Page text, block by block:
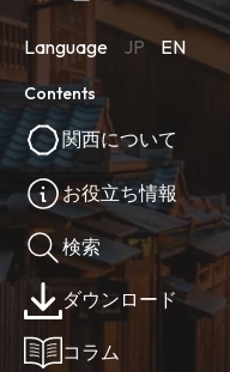
Language JP EN
Contents
関西について
お役立ち情報
検索
ダウンロード
コラム